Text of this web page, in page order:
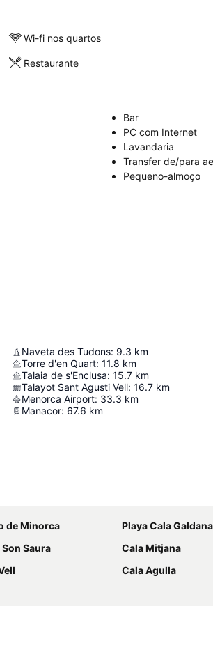
Wi-fi nos quartos
Restaurante
Bar
PC com Internet
Lavandaria
Transfer de/para
Pequeno-almoço
Naveta des Tudons: 9.3 km
Torre d'en Quart: 11.8 km
Talaia de s'Enclusa: 15.7 km
Talayot Sant Agusti Vell: 16.7 km
Menorca Airport: 33.3 km
Manacor: 67.6 km
de Minorca Playa Cala Galdana
Saura Cala Mitjana
Cala Agulla